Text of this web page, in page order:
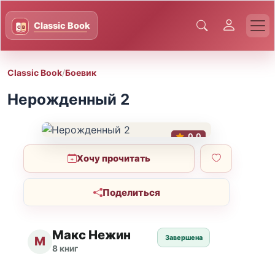
Classic Book/Боевик
Нерожденный 2
0.0
Хочу прочитать
Поделиться
М Макс Нежин
8 книг
Завершена